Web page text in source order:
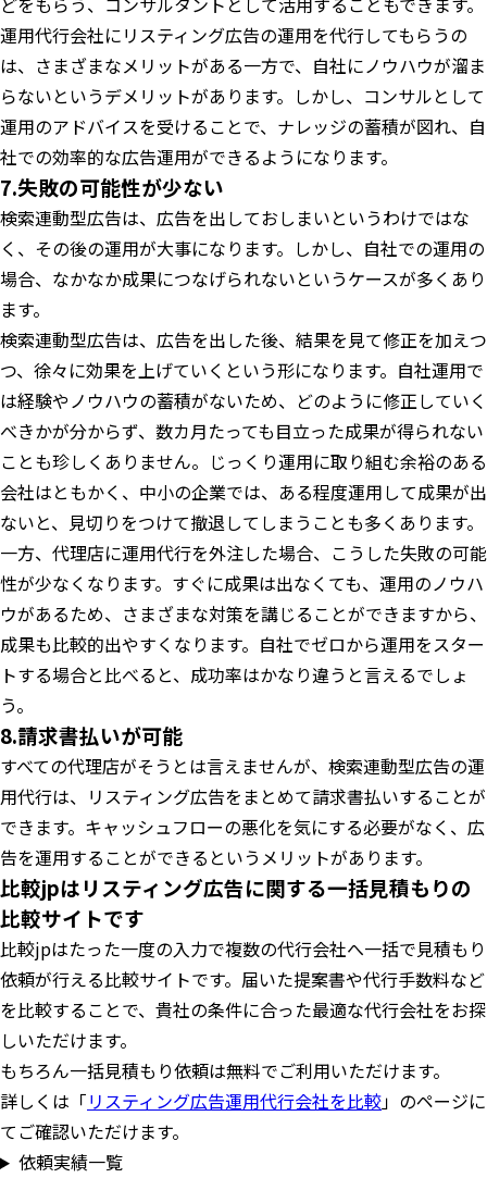
運用代行会社にリスティング広告の運用を代行してもらうの
は、さまざまなメリットがある一方で、自社にノウハウが溜ま
らないというデメリットがあります。しかし、コンサルとして
運用のアドバイスを受けることで、ナレッジの蓄積が図れ、自
社での効率的な広告運用ができるようになります。
7.失敗の可能性が少ない
検索連動型広告は、広告を出しておしまいというわけではな
く、その後の運用が大事になります。しかし、自社での運用の
場合、なかなか成果につなげられないというケースが多くあり
ます。
検索連動型広告は、広告を出した後、結果を見て修正を加えつ
つ、徐々に効果を上げていくという形になります。自社運用で
は経験やノウハウの蓄積がないため、どのように修正していく
べきかが分からず、数カ月たっても目立った成果が得られない
ことも珍しくありません。じっくり運用に取り組む余裕のある
会社はともかく、中小の企業では、ある程度運用して成果が出
ないと、見切りをつけて撤退してしまうことも多くあります。
一方、代理店に運用代行を外注した場合、こうした失敗の可能
性が少なくなります。すぐに成果は出なくても、運用のノウハ
ウがあるため、さまざまな対策を講じることができますから、
成果も比較的出やすくなります。自社でゼロから運用をスター
トする場合と比べると、成功率はかなり違うと言えるでしょ
う。
8.請求書払いが可能
すべての代理店がそうとは言えませんが、検索連動型広告の運
用代行は、リスティング広告をまとめて請求書払いすることが
できます。キャッシュフローの悪化を気にする必要がなく、広
告を運用することができるというメリットがあります。
比較jpはリスティング広告に関する一括見積もりの
比較サイトです
比較jpはたった一度の入力で複数の代行会社へ一括で見積もり
依頼が行える比較サイトです。届いた提案書や代行手数料など
を比較することで、貴社の条件に合った最適な代行会社をお探
しいただけます。
もちろん一括見積もり依頼は無料でご利用いただけます。
詳しくは「リスティング広告運用代行会社を比較」のページに
てご確認いただけます。
依頼実績一覧